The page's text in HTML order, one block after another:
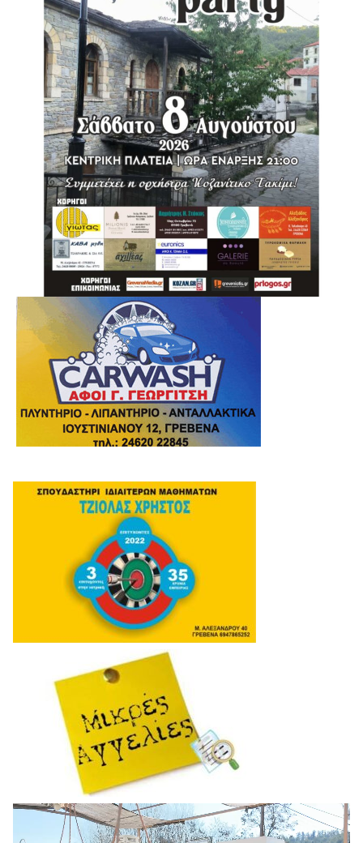
Πρόγραμμα
Αναπαραγωγής